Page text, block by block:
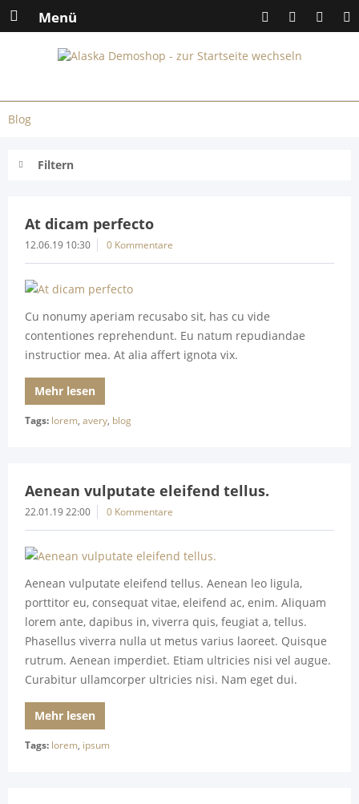
Menü
Blog
Filtern
At dicam perfecto
12.06.19 10:30 0 Kommentare
Cu nonumy aperiam recusabo sit, has cu vide
contentiones reprehendunt. Eu natum repudiandae
instructior mea. At alia affert ignota vix.
Mehr lesen
Tags: lorem, avery, blog
Aenean vulputate eleifend tellus.
22.01.19 22:00 0 Kommentare
Aenean vulputate eleifend tellus. Aenean leo ligula,
porttitor eu, consequat vitae, eleifend ac, enim. Aliquam
lorem ante, dapibus in, viverra quis, feugiat a, tellus.
Phasellus viverra nulla ut metus varius laoreet. Quisque
rutrum. Aenean imperdiet. Etiam ultricies nisi vel augue.
Curabitur ullamcorper ultricies nisi. Nam eget dui.
Mehr lesen
Tags: lorem, ipsum